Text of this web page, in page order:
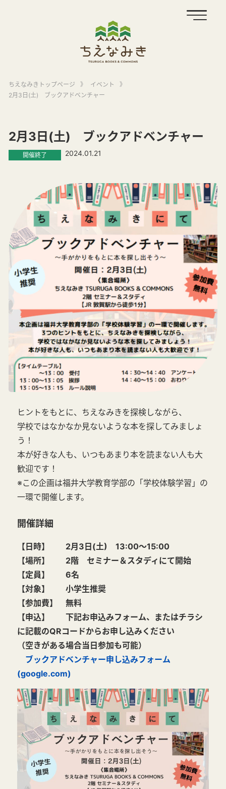
ちえなみきトップページ 》 イベント
》
2月3日(土) ブックアドベンチャー
2月3日(土) ブックアドベンチャー
開催終了 2024.01.21
ヒントをもとに、ちえなみきを探検しながら、
学校ではなかなか見ないような本を探してみましょ
う！
本が好きな人も、いつもあまり本を読まない人も大
歓迎です！
※この企画は福井大学教育学部の「学校体験学習」の
一環で開催します。
開催詳細
【日時】 2月3日(土) 13:00～15:00
【場所】 2階 セミナー＆スタディにて開始
【定員】 6名
【対象】 小学生推奨
【参加費】 無料
【申込】 下記お申込みフォーム、またはチラシ
に記載のQRコードからお申し込みください
（空きがある場合当日参加も可能）
ブックアドベンチャー申し込みフォーム
(google.com)